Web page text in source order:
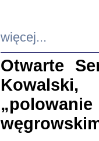
więcej...
Otwarte